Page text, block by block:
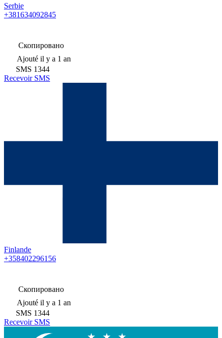
Serbie
+381634092845
Скопировано
Ajouté il y a 1 an
SMS 1344
Recevoir SMS
Finlande
+358402296156
Скопировано
Ajouté il y a 1 an
SMS 1344
Recevoir SMS